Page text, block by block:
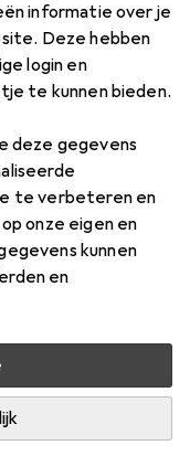
informatie over je
Deze hebben
login en
te kunnen bieden.
deze gegevens
te verbeteren en
onze eigen en
kunnen
en